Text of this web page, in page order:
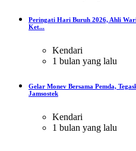
Peringati Hari Buruh 2026, Ahli
Ket...
Kendari
1 bulan yang lalu
Gelar Monev Bersama Pemda,
Jamsostek
Kendari
1 bulan yang lalu